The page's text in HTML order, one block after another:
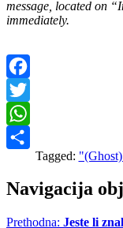
message, located on
immediately.
Facebook
Twitter
WhatsApp
Tagged:
Navigacija
Prethodna: Jeste li